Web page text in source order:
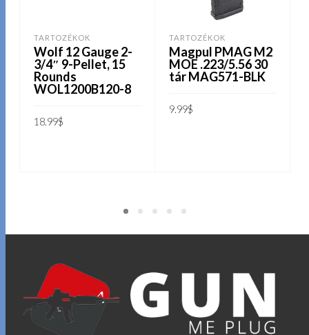
TARTOZÉKOK
Wolf 12 Gauge 2-
3/4″ 9-Pellet, 15
Rounds
WOL1200B120-8
18.99$
TARTOZÉKOK
Magpul PMAG M2
MOE .223/5.56 30
tár MAG571-BLK
9.99$